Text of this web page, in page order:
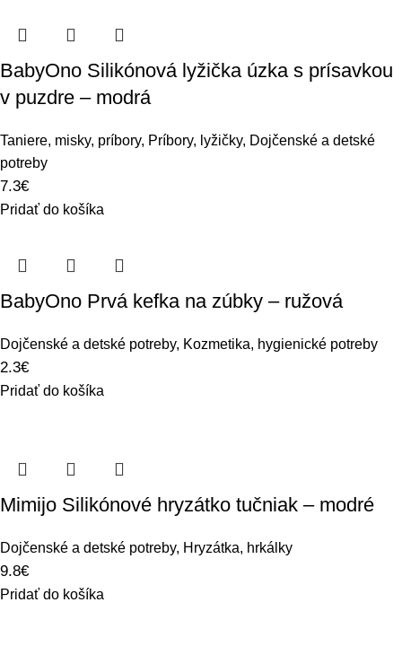
BabyOno Silikónová lyžička úzka s prísavkou
v puzdre – modrá
Taniere, misky, príbory, Príbory, lyžičky, Dojčenské a detské
potreby
7.3€
Pridať do košíka
BabyOno Prvá kefka na zúbky – ružová
Dojčenské a detské potreby, Kozmetika, hygienické potreby
2.3€
Pridať do košíka
Mimijo Silikónové hryzátko tučniak – modré
Dojčenské a detské potreby, Hryzátka, hrkálky
9.8€
Pridať do košíka